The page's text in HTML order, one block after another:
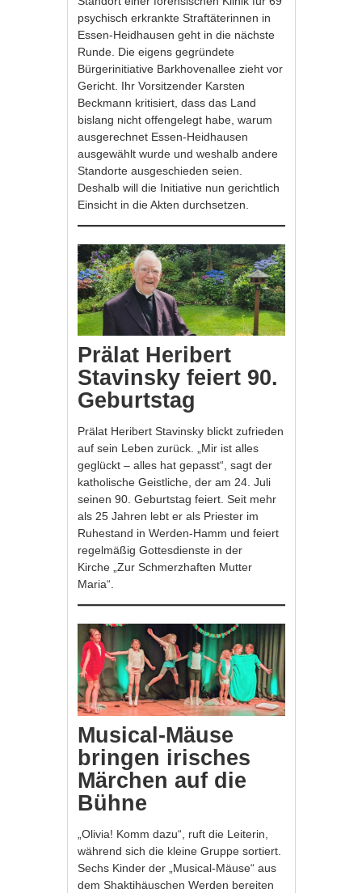
psychisch erkrankte Straftäterinnen in
Essen-Heidhausen geht in die nächste
Runde. Die eigens gegründete
Bürgerinitiative Barkhovenallee zieht vor
Gericht. Ihr Vorsitzender Karsten
Beckmann kritisiert, dass das Land
bislang nicht offengelegt habe, warum
ausgerechnet Essen-Heidhausen
ausgewählt wurde und weshalb andere
Standorte ausgeschieden seien.
Deshalb will die Initiative nun gerichtlich
Einsicht in die Akten durchsetzen.
Prälat Heribert
Stavinsky feiert 90.
Geburtstag
Prälat Heribert Stavinsky blickt zufrieden
auf sein Leben zurück. „Mir ist alles
geglückt – alles hat gepasst“, sagt der
katholische Geistliche, der am 24. Juli
seinen 90. Geburtstag feiert. Seit mehr
als 25 Jahren lebt er als Priester im
Ruhestand in Werden-Hamm und feiert
regelmäßig Gottesdienste in der
Kirche „Zur Schmerzhaften Mutter
Maria“.
Musical-Mäuse
bringen irisches
Märchen auf die
Bühne
„Olivia! Komm dazu“, ruft die Leiterin,
während sich die kleine Gruppe sortiert.
Sechs Kinder der „Musical-Mäuse“ aus
dem Shaktihäuschen Werden bereiten